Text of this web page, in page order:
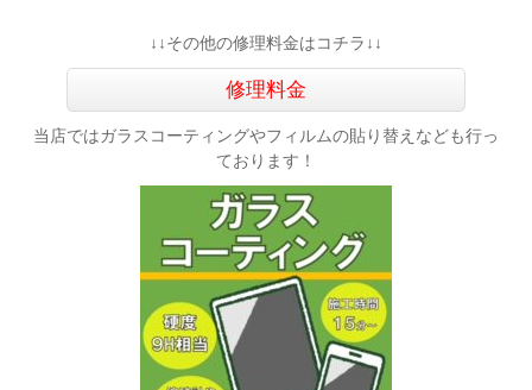
↓↓その他の修理料金はコチラ↓↓
修理料金
当店ではガラスコーティングやフィルムの貼り替えなども行っ
ております！